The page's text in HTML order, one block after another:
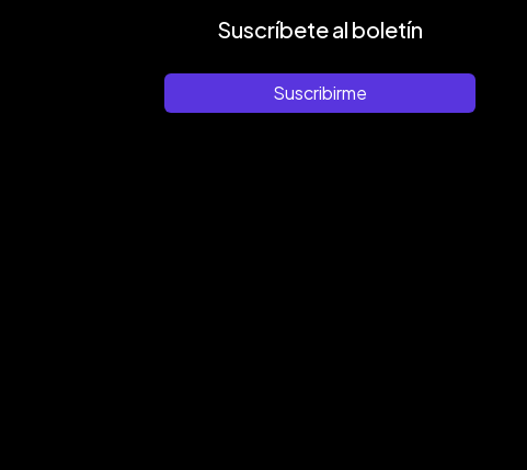
Suscríbete al boletín
Suscribirme